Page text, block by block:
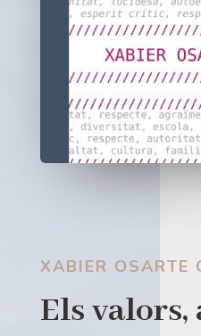
XABIER OSARTE
Els valors,